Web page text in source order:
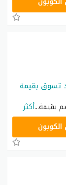
ان خصم اضافي 30% عند تسوق بقيمة
بقيمة...أكثر